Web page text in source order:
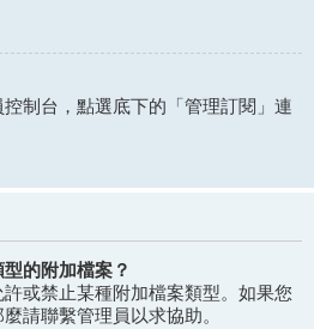
制台，點選底下的「管理訂閱」連
的附加檔案？
或禁止某種附加檔案類型。如果您
請聯繫管理員以求協助。